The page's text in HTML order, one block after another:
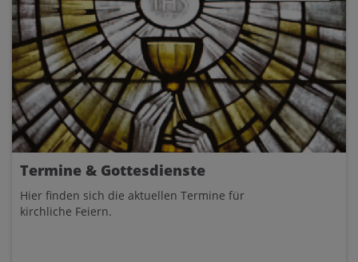
Termine & Gottesdienste
Hier finden sich die aktuellen Termine für
kirchliche Feiern.